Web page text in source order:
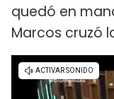
quedó en
Marcos cruzó